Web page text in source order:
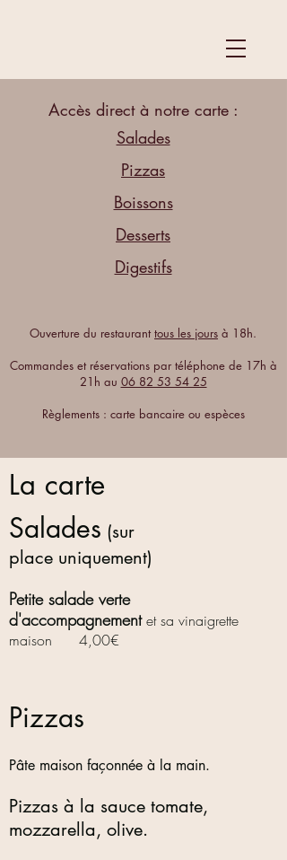
Accès direct à notre carte :​
Salades
Pizzas
Boissons
Desserts
Digestifs
Ouverture du restauranttous les jours à 18h.
Commandes et réservations par téléphone de 17h à
21h au 06 82 53 54 25
Règlements : carte bancaire ou espèces
La carte
Salades (sur
place uniquement)
Petite salade verte
d'accompagnementet sa vinaigrette
maison 4,00€
Pizzas
Pâte maison façonnée à la main.
Pizzas à la sauce tomate,
mozzarella, olive.